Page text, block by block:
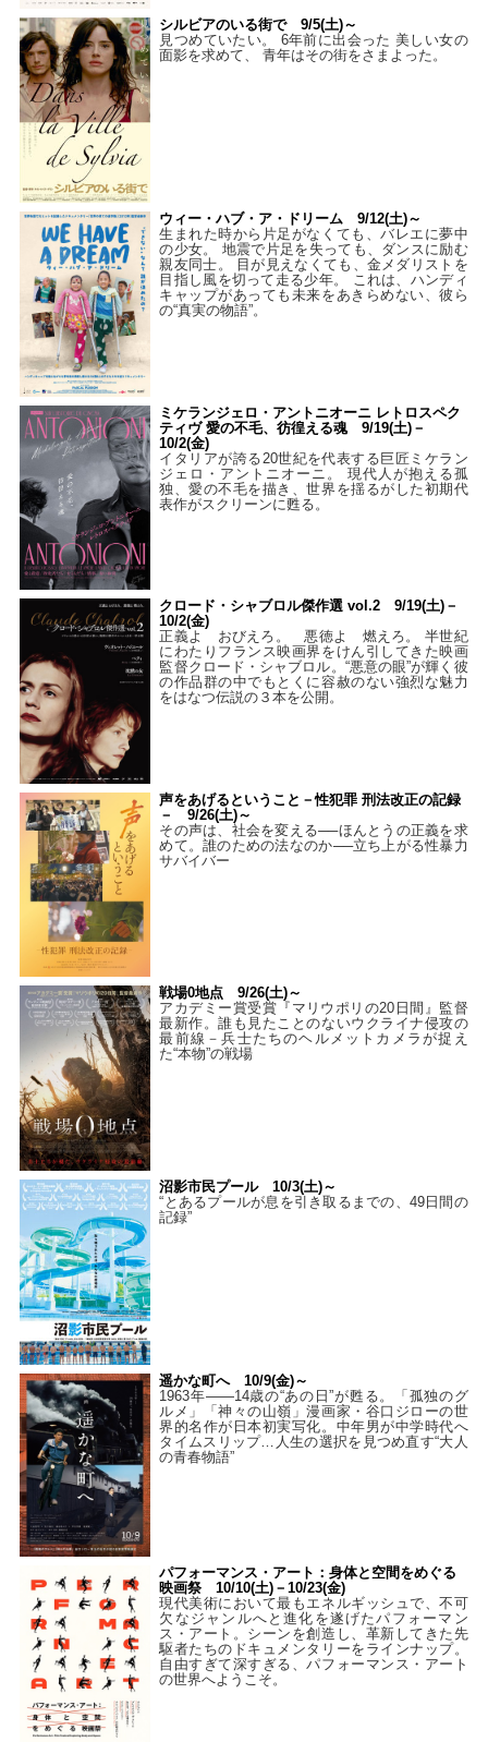
シルビアのいる街で 9/5(土)～
見つめていたい。 6年前に出会った 美しい女の
面影を求めて、 青年はその街をさまよった。
ウィー・ハブ・ア・ドリーム 9/12(土)～
生まれた時から片足がなくても、バレエに夢中
の少女。 地震で片足を失っても、ダンスに励む
親友同士。 目が見えなくても、金メダリストを
目指し風を切って走る少年。 これは、ハンディ
キャップがあっても未来をあきらめない、彼ら
の“真実の物語”。
ミケランジェロ・アントニオーニ レトロスペク
ティヴ 愛の不毛、彷徨える魂 9/19(土)－
10/2(金)
イタリアが誇る20世紀を代表する巨匠ミケラン
ジェロ・アントニオーニ。 現代人が抱える孤
独、愛の不毛を描き、世界を揺るがした初期代
表作がスクリーンに甦る。
クロード・シャブロル傑作選 vol.2 9/19(土)－
10/2(金)
正義よ おびえろ。 悪徳よ 燃えろ。 半世紀
にわたりフランス映画界をけん引してきた映画
監督クロード・シャブロル。“悪意の眼”が輝く彼
の作品群の中でもとくに容赦のない強烈な魅力
をはなつ伝説の３本を公開。
声をあげるということ－性犯罪 刑法改正の記録
－ 9/26(土)～
その声は、社会を変える──ほんとうの正義を求
めて。誰のための法なのか──立ち上がる性暴力
サバイバー
戦場0地点 9/26(土)～
アカデミー賞受賞『マリウポリの20日間』監督
最新作。誰も見たことのないウクライナ侵攻の
最前線－兵士たちのヘルメットカメラが捉え
た“本物”の戦場
沼影市民プール 10/3(土)～
“とあるプールが息を引き取るまでの、49日間の
記録”
遥かな町へ 10/9(金)～
1963年――14歳の“あの日”が甦る。「孤独のグ
ルメ」「神々の山嶺」漫画家・谷口ジローの世
界的名作が日本初実写化。中年男が中学時代へ
タイムスリップ…人生の選択を見つめ直す“大人
の青春物語”
パフォーマンス・アート：身体と空間をめぐる
映画祭 10/10(土)－10/23(金)
現代美術において最もエネルギッシュで、不可
欠なジャンルへと進化を遂げたパフォーマン
ス・アート。シーンを創造し、革新してきた先
駆者たちのドキュメンタリーをラインナップ。
自由すぎて深すぎる、パフォーマンス・アート
の世界へようこそ。